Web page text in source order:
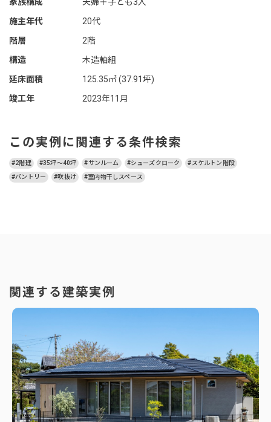
家族構成
夫婦＋子ども3人
施主年代
20代
階層
2階
構造
木造軸組
延床面積
125.35㎡ (37.91坪)
竣工年
2023年11月
この実例に関連する条件検索
#2階建 #35坪～40坪 #サンルーム #シューズクローク #スケルトン階段
#パントリー #吹抜け #室内物干しスペース
関連する建築実例